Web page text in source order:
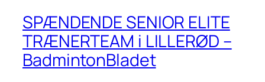
SPÆNDENDE SENIOR ELITE
TRÆNERTEAM i LILLERØD –
BadmintonBladet